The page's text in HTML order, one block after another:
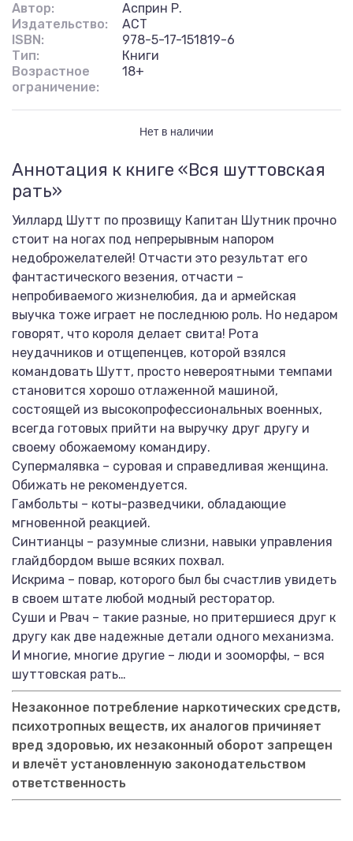
Автор:
Асприн Р.
Издательство:
АСТ
ISBN:
978-5-17-151819-6
Тип:
Книги
Возрастное
ограничение:
18+
Нет в наличии
Аннотация к книге «Вся шуттовская
рать»
Уиллард Шутт по прозвищу Капитан Шутник прочно
стоит на ногах под непрерывным напором
недоброжелателей! Отчасти это результат его
фантастического везения, отчасти –
непробиваемого жизнелюбия, да и армейская
выучка тоже играет не последнюю роль. Но недаром
говорят, что короля делает свита! Рота
неудачников и отщепенцев, которой взялся
командовать Шутт, просто невероятными темпами
становится хорошо отлаженной машиной,
состоящей из высокопрофессиональных военных,
всегда готовых прийти на выручку друг другу и
своему обожаемому командиру.
Супермалявка – суровая и справедливая женщина.
Обижать не рекомендуется.
Гамбольты – коты-разведчики, обладающие
мгновенной реакцией.
Синтианцы – разумные слизни, навыки управления
глайдбордом выше всяких похвал.
Искрима – повар, которого был бы счастлив увидеть
в своем штате любой модный ресторатор.
Суши и Рвач – такие разные, но притершиеся друг к
другу как две надежные детали одного механизма.
И многие, многие другие – люди и зооморфы, – вся
шуттовская рать…
Незаконное потребление наркотических средств,
психотропных веществ, их аналогов причиняет
вред здоровью, их незаконный оборот запрещен
и влечёт установленную законодательством
ответственность